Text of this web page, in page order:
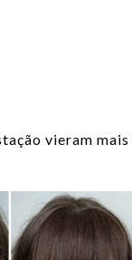
vieram mais